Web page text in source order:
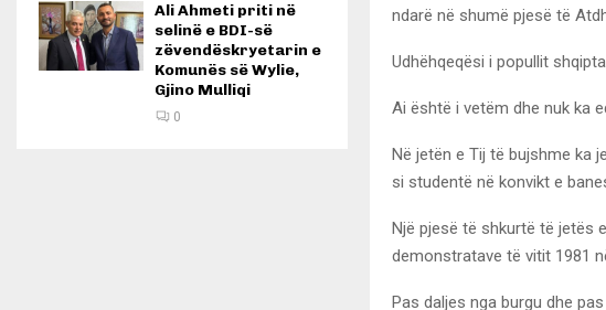
ndarë në shumë pjesë të
Udhëhqeqësi i popullit
Ai është i vetëm dhe nuk ka
Në jetën e Tij të bujshme ka
si studentë në konvikt e
Një pjesë të shkurtë të jetës
demonstratave të vitit 1981
Pas daljes nga burgu dhe
Ali Ahmeti priti në
selinë e BDI-së
zëvendëskryetarin e
Komunës së Wylie,
Gjino Mulliqi
0